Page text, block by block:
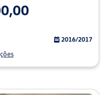
2016/2017